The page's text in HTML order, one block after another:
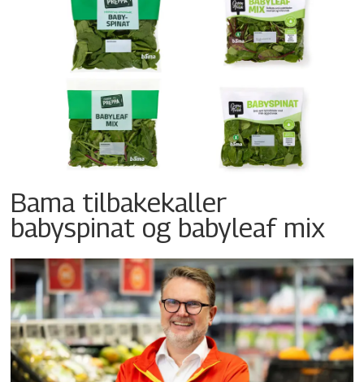
Bama tilbakekaller
babyspinat og babyleaf mix